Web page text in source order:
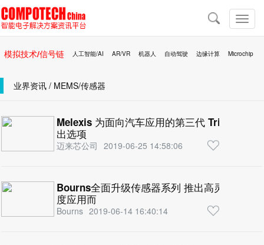
切
换
航
导
航
模拟技术/信号链 人工智能/AI AR/VR 机器人 自动驾驶 边缘计算 Microchip
业界资讯 / MEMS/传感器
Melexis 为面向汽车应用的第三代 Triaxis® 霍
出选项
迈来芯公司 2019-06-25 14:58:06
Bourns全面升级传感器系列 推出高灵敏度、
度应用而
Bourns 2019-06-14 16:40:14